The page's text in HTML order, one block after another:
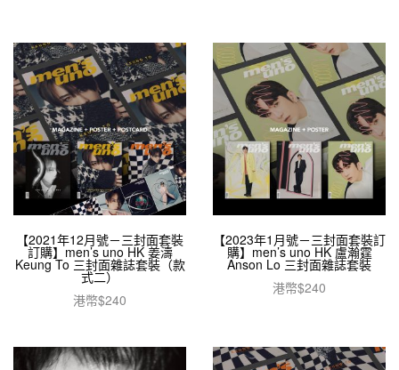
【2021年12月號－三封面套裝
訂購】men’s uno HK 姜濤
Keung To 三封面雜誌套裝（款
式二）
港幣$240
【2023年1月號－三封面套裝訂
購】men’s uno HK 盧瀚霆
Anson Lo 三封面雜誌套裝
港幣$240